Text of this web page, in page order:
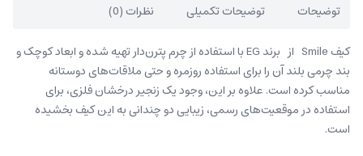
توضیحات توضیحات تکمیلی نظرات (0)
کیف Smile از برند EG با استفاده از چرم پترن‌دار تهیه شده و ابعاد کوچک و
بند چرمی بلند آن را برای استفاده روزمره و حتی ملاقات‌های دوستانه
مناسب کرده‌ است. علاوه بر این، وجود یک زنجیر درخشان فلزی، برای
استفاده در موقعیت‌های رسمی، زیبایی دو چندانی به این کیف بخشیده
است.